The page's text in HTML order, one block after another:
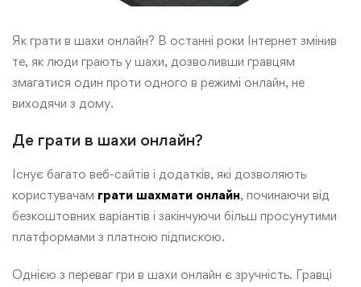
Як грати в шахи онлайн? В останні роки Інтернет змінив
те, як люди грають у шахи, дозволивши гравцям
змагатися один проти одного в режимі онлайн, не
виходячи з дому.
Де грати в шахи онлайн?
Існує багато веб-сайтів і додатків, які дозволяють
користувачам грати шахмати онлайн, починаючи від
безкоштовних варіантів і закінчуючи більш просунутими
платформами з платною підпискою.
Однією з переваг гри в шахи онлайн є зручність. Гравці